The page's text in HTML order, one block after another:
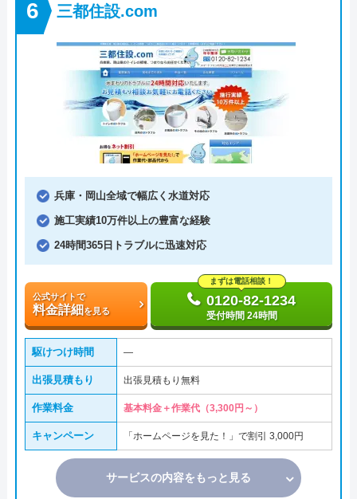
三都住設.com
兵庫・岡山全域で幅広く水道対応
施工実績10万件以上の豊富な経験
24時間365日トラブルに迅速対応
公式サイトで
料金詳細を見る
まずは電話相談！
0120-82-1234
受付時間 24時間
駆けつけ時間 ―
出張見積もり 出張見積もり無料
作業料金 基本料金＋作業代（3,300円～）
キャンペーン 「ホームページを見た！」で割引 3,000円
サービスの内容をもっと見る